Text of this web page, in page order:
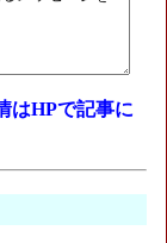
はHPで記事に